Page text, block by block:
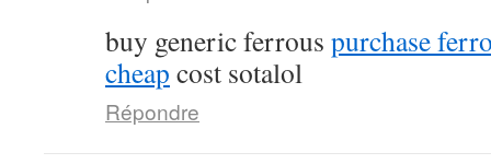
buy generic ferrous purchase
cheap cost sotalol
Répondre